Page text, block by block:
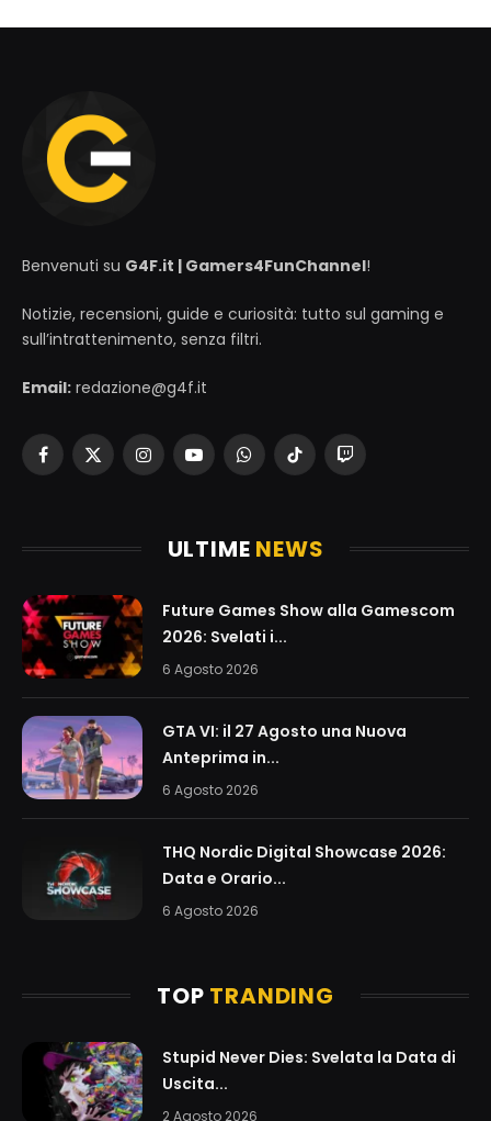
Benvenuti su G4F.it | Gamers4FunChannel!
Notizie, recensioni, guide e curiosità: tutto sul gaming e
sull’intrattenimento, senza filtri.
Email: redazione@g4f.it
Facebook
X
InstagramYouTubeWhatsAppTikTokTwitch
ULTIME NEWS
Future Games Show alla Gamescom
2026: Svelati i...
6 Agosto 2026
GTA VI: il 27 Agosto una Nuova
Anteprima in...
6 Agosto 2026
THQ Nordic Digital Showcase 2026:
Data e Orario...
6 Agosto 2026
TOP TRANDING
Stupid Never Dies: Svelata la Data di
Uscita...
2 Agosto 2026